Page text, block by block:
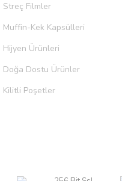
Streç Filmler
Muffin-Kek Kapsülleri
Hijyen Ürünleri
Doğa Dostu Ürünler
Kilitli Poşetler